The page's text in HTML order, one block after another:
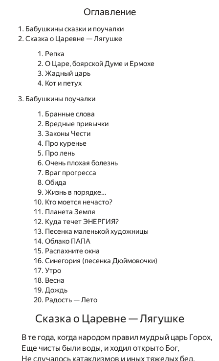
Оглавление
Бабушкины сказки и поучалки
Сказка о Царевне — Лягушке
Репка
О Царе, боярской Думе и Ермохе
Жадный царь
Кот и петух
Бабушкины поучалки
Бранные слова
Вредные привычки
Законы Чести
Про куренье
Про лень
Очень плохая болезнь
Враг прогресса
Обида
Жизнь в порядке…
Кто моется нечасто?
Планета Земля
Куда течет ЭНЕРГИЯ?
Песенка маленькой художницы
Облако ПАПА
Распахните окна
Синегория (песенка Дюймовочки)
Утро
Весна
Дождь
Радость — Лето
Сказка о Царевне — Лягушке
В те года, когда народом правил мудрый царь Горох,
Еще чисты были воды, и ходил открыто Бог,
Не случалось катаклизмов и иных тяжелых бед,